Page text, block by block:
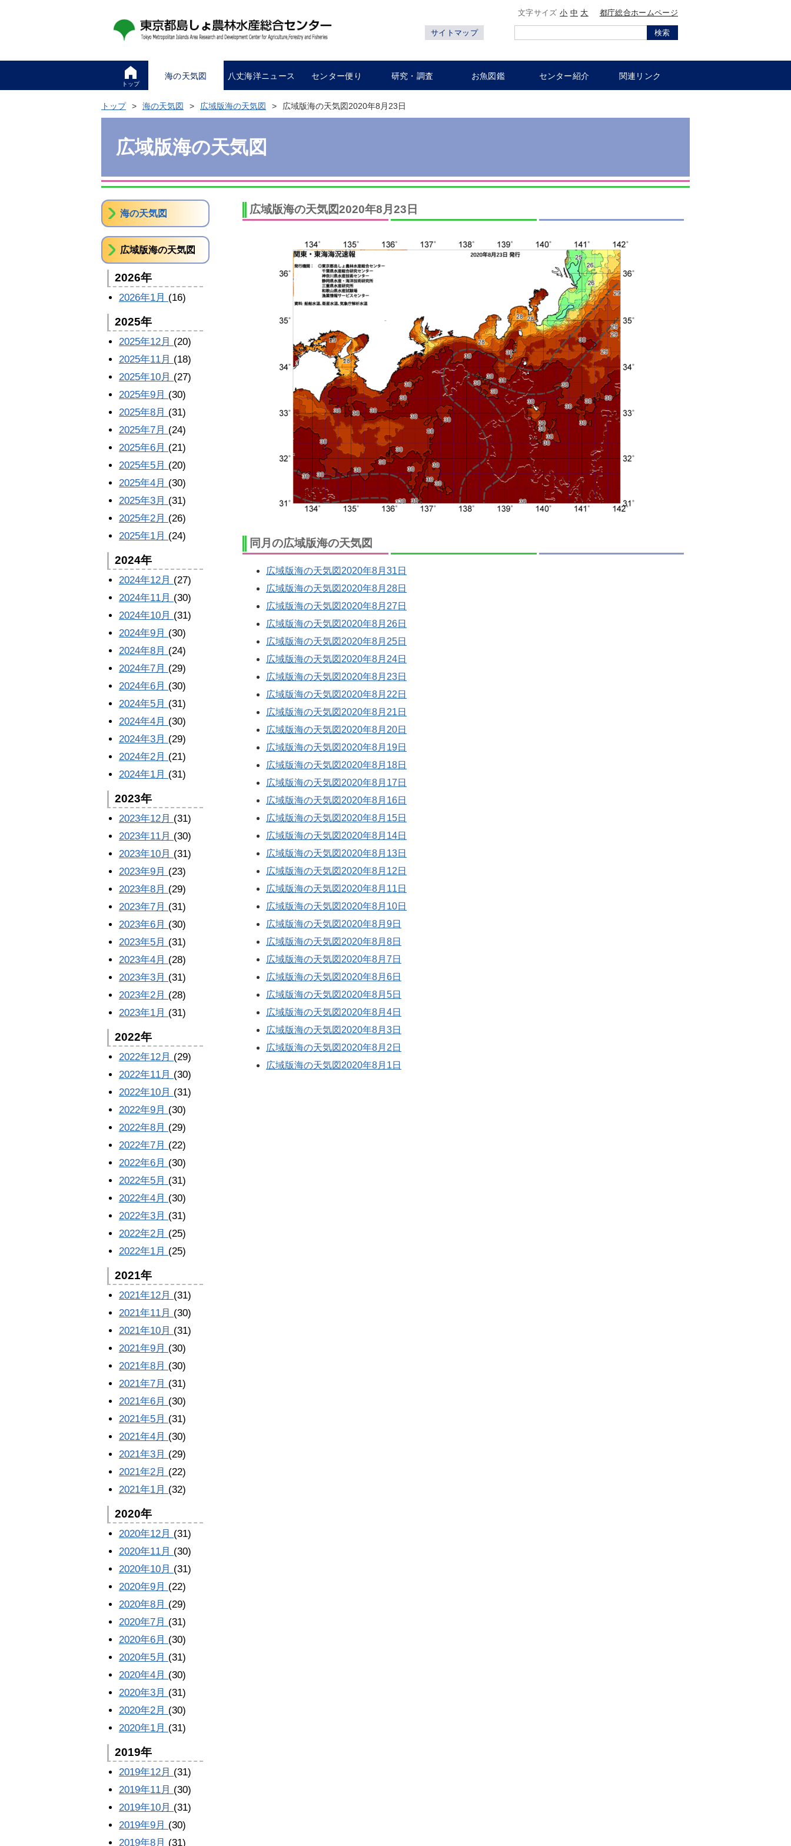
文字サイズ小 中 大 都庁総合ホームページ
サイトマップ 検索
トップ
海の天気図 八丈海洋ニュース センター便り 研究・調査 お魚図鑑 センター紹介 関連リンク
トップ 海の天気図 広域版海の天気図 広域版海の天気図2020年8月23日
広域版海の天気図
広域版海の天気図2020年8月23日
同月の広域版海の天気図
広域版海の天気図2020年8月31日
広域版海の天気図2020年8月28日
広域版海の天気図2020年8月27日
広域版海の天気図2020年8月26日
広域版海の天気図2020年8月25日
広域版海の天気図2020年8月24日
広域版海の天気図2020年8月23日
広域版海の天気図2020年8月22日
広域版海の天気図2020年8月21日
広域版海の天気図2020年8月20日
広域版海の天気図2020年8月19日
広域版海の天気図2020年8月18日
広域版海の天気図2020年8月17日
広域版海の天気図2020年8月16日
広域版海の天気図2020年8月15日
広域版海の天気図2020年8月14日
広域版海の天気図2020年8月13日
広域版海の天気図2020年8月12日
広域版海の天気図2020年8月11日
広域版海の天気図2020年8月10日
広域版海の天気図2020年8月9日
広域版海の天気図2020年8月8日
広域版海の天気図2020年8月7日
広域版海の天気図2020年8月6日
広域版海の天気図2020年8月5日
広域版海の天気図2020年8月4日
広域版海の天気図2020年8月3日
広域版海の天気図2020年8月2日
広域版海の天気図2020年8月1日
海の天気図
広域版海の天気図
2026年
2026年1月 (16)
2025年
2025年12月 (20)
2025年11月 (18)
2025年10月 (27)
2025年9月 (30)
2025年8月 (31)
2025年7月 (24)
2025年6月 (21)
2025年5月 (20)
2025年4月 (30)
2025年3月 (31)
2025年2月 (26)
2025年1月 (24)
2024年
2024年12月 (27)
2024年11月 (30)
2024年10月 (31)
2024年9月 (30)
2024年8月 (24)
2024年7月 (29)
2024年6月 (30)
2024年5月 (31)
2024年4月 (30)
2024年3月 (29)
2024年2月 (21)
2024年1月 (31)
2023年
2023年12月 (31)
2023年11月 (30)
2023年10月 (31)
2023年9月 (23)
2023年8月 (29)
2023年7月 (31)
2023年6月 (30)
2023年5月 (31)
2023年4月 (28)
2023年3月 (31)
2023年2月 (28)
2023年1月 (31)
2022年
2022年12月 (29)
2022年11月 (30)
2022年10月 (31)
2022年9月 (30)
2022年8月 (29)
2022年7月 (22)
2022年6月 (30)
2022年5月 (31)
2022年4月 (30)
2022年3月 (31)
2022年2月 (25)
2022年1月 (25)
2021年
2021年12月 (31)
2021年11月 (30)
2021年10月 (31)
2021年9月 (30)
2021年8月 (30)
2021年7月 (31)
2021年6月 (30)
2021年5月 (31)
2021年4月 (30)
2021年3月 (29)
2021年2月 (22)
2021年1月 (32)
2020年
2020年12月 (31)
2020年11月 (30)
2020年10月 (31)
2020年9月 (22)
2020年8月 (29)
2020年7月 (31)
2020年6月 (30)
2020年5月 (31)
2020年4月 (30)
2020年3月 (31)
2020年2月 (30)
2020年1月 (31)
2019年
2019年12月 (31)
2019年11月 (30)
2019年10月 (31)
2019年9月 (30)
2019年8月 (31)